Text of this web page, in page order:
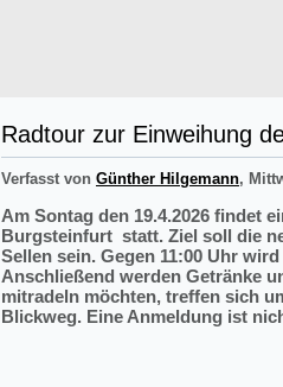
Radtour zur Einweihung
Verfasst von Günther Hilgemann,
Am Sontag den 19.4.2026 findet
Burgsteinfurt statt. Ziel soll die
Sellen sein. Gegen 11:00 Uhr
Anschließend werden Getränke
mitradeln möchten, treffen sich
Blickweg. Eine Anmeldung ist